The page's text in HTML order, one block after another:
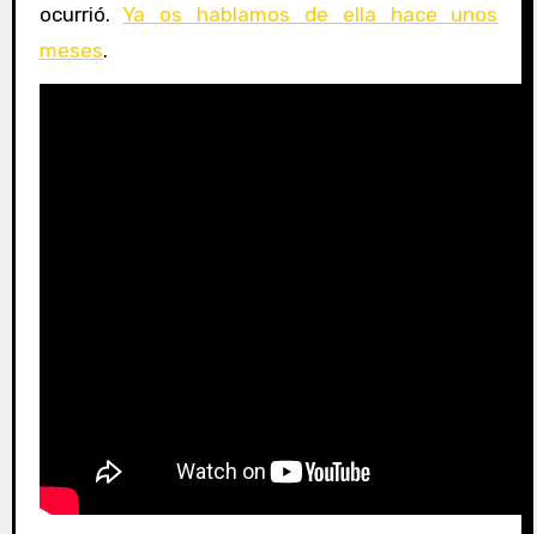
ocurrió. Ya os hablamos de ella hace unos
meses.